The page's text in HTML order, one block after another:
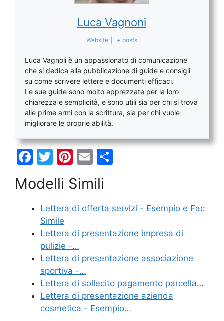
Luca Vagnoni
Website + posts
Luca Vagnoli è un appassionato di comunicazione
che si dedica alla pubblicazione di guide e consigli
su come scrivere lettere e documenti efficaci.
Le sue guide sono molto apprezzate per la loro
chiarezza e semplicità, e sono utili sia per chi si trova
alle prime armi con la scrittura, sia per chi vuole
migliorare le proprie abilità.
F
c
e
b
o
o
k
T
w
itt
er
Pi
nt
er
e
E
m
ai
l
di
di
Modelli Simili
Lettera di offerta servizi - Esempio e Fac
Simile
Lettera di presentazione impresa di
pulizie -…
Lettera di presentazione associazione
sportiva -…
Lettera di sollecito pagamento parcella…
Lettera di presentazione azienda
cosmetica - Esempio…